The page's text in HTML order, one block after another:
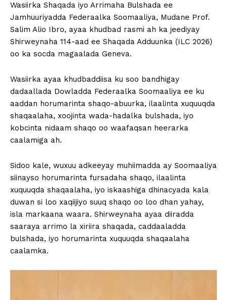
Wasiirka Shaqada iyo Arrimaha Bulshada ee
Jamhuuriyadda Federaalka Soomaaliya, Mudane Prof.
Salim Alio Ibro, ayaa khudbad rasmi ah ka jeediyay
Shirweynaha 114-aad ee Shaqada Adduunka (ILC 2026)
oo ka socda magaalada Geneva.
Wasiirka ayaa khudbaddiisa ku soo bandhigay
dadaallada Dowladda Federaalka Soomaaliya ee ku
aaddan horumarinta shaqo-abuurka, ilaalinta xuquuqda
shaqaalaha, xoojinta wada-hadalka bulshada, iyo
kobcinta nidaam shaqo oo waafaqsan heerarka
caalamiga ah.
Sidoo kale, wuxuu adkeeyay muhiimadda ay Soomaaliya
siinayso horumarinta fursadaha shaqo, ilaalinta
xuquuqda shaqaalaha, iyo iskaashiga dhinacyada kala
duwan si loo xaqiijiyo suuq shaqo oo loo dhan yahay,
isla markaana waara. Shirweynaha ayaa diiradda
saaraya arrimo la xiriira shaqada, caddaaladda
bulshada, iyo horumarinta xuquuqda shaqaalaha
caalamka.